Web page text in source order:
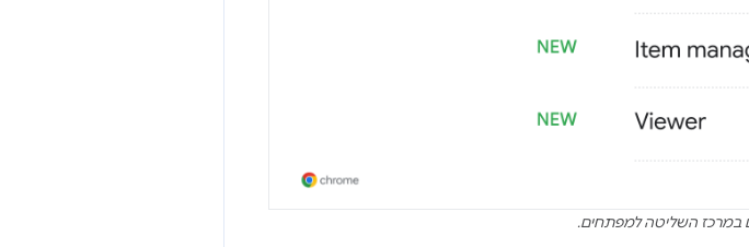
במרכז השליטה למפתחים.